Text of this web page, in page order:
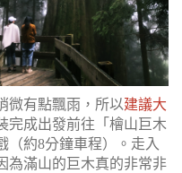
微有點飄雨，所以建議大
完成出發前往「檜山巨木
（約8分鐘車程）。走入
為滿山的巨木真的非常非